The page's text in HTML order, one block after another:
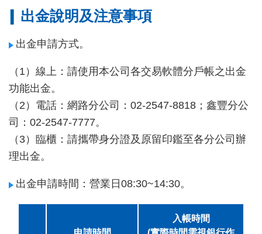
出金說明及注意事項
出金申請方式。
（1）線上：請使用本公司各交易軟體分戶帳之出金
功能出金。
（2）電話：網路分公司：02-2547-8818；鑫豐分公
司：02-2547-7777。
（3）臨櫃：請攜帶身分證及原留印鑑至各分公司辦
理出金。
出金申請時間：營業日08:30~14:30。
入帳時間